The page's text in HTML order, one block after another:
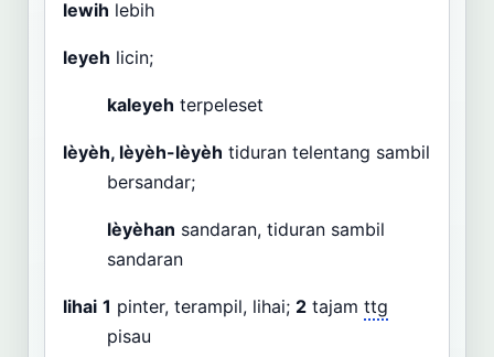
lewih lebih
leyeh licin;
kaleyeh terpeleset
lèyèh, lèyèh-lèyèh tiduran telentang sambil
bersandar;
lèyèhan sandaran, tiduran sambil
sandaran
lihai 1 pinter, terampil, lihai; 2 tajam ttg
pisau